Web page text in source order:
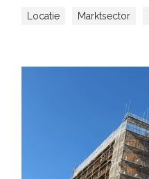
Locatie Marktsector